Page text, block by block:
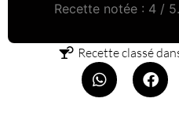
Recette notée : 4 /
Recette classé